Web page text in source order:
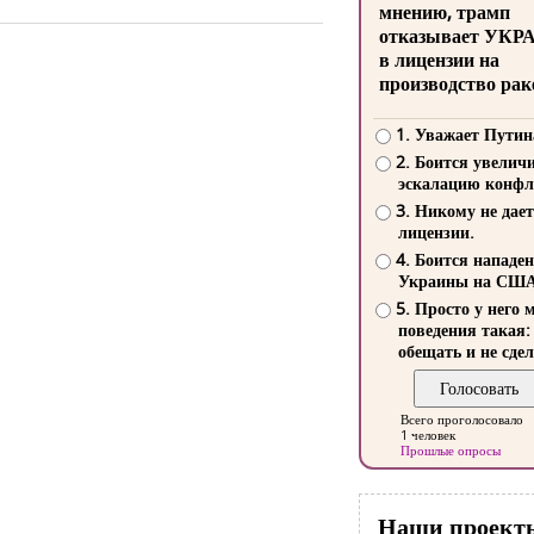
мнению, трамп
отказывает
в лицензии на
производство
1. Уважает
2. Боится
эскалацию
3. Никому не
лицензии.
4. Боится
Украины на
5. Просто у него
поведения такая:
обещать и не
Всего проголосовало
1 человек
Прошлые опросы
Наши